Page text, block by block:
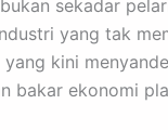
sekadar
yang tak
kini
bakar ekonomi